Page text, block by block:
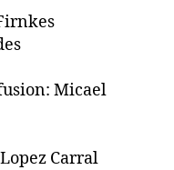
Micael
Carral